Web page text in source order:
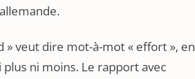
veut dire mot-à-mot « effort », en
ni moins. Le rapport avec